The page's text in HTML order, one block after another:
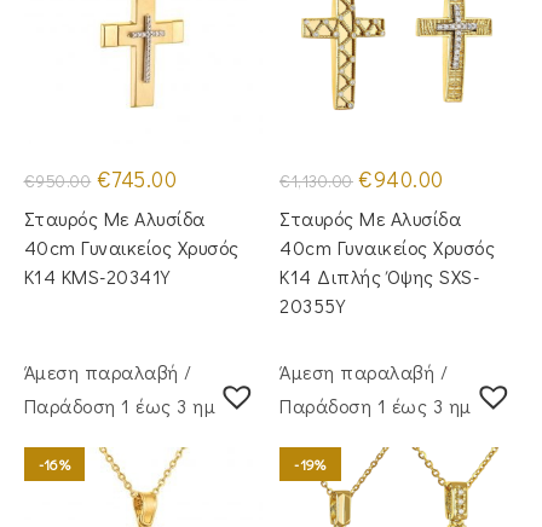
€950.00 Original
price
was:
€950.00.
€745.00
τιμή
είναι:
€745.00.
Σταυρός Με Αλυσίδα
40cm Γυναικείος Χρυσός
Κ14 KMS-20341Y
€1,130.00 Original
price
was:
€1,130.00.
€940.00
τιμή
είναι:
€940.00.
Σταυρός Με Αλυσίδα
40cm Γυναικείος Χρυσός
Κ14 Διπλής Όψης SXS-
20355Y
Άμεση παραλαβή /
Παράδoση 1 έως 3 ημέρες
-16%
Άμεση παραλαβή /
Παράδoση 1 έως 3 ημέρες
-19%